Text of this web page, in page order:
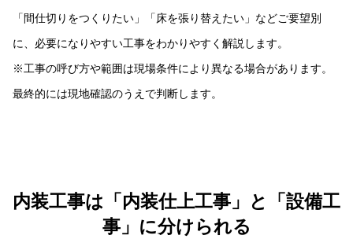
「間仕切りをつくりたい」「床を張り替えたい」などご要望別
に、必要になりやすい工事をわかりやすく解説します。
※工事の呼び方や範囲は現場条件により異なる場合があります。
最終的には現地確認のうえで判断します。
内装工事は「内装仕上工事」と「設備工
事」に分けられる